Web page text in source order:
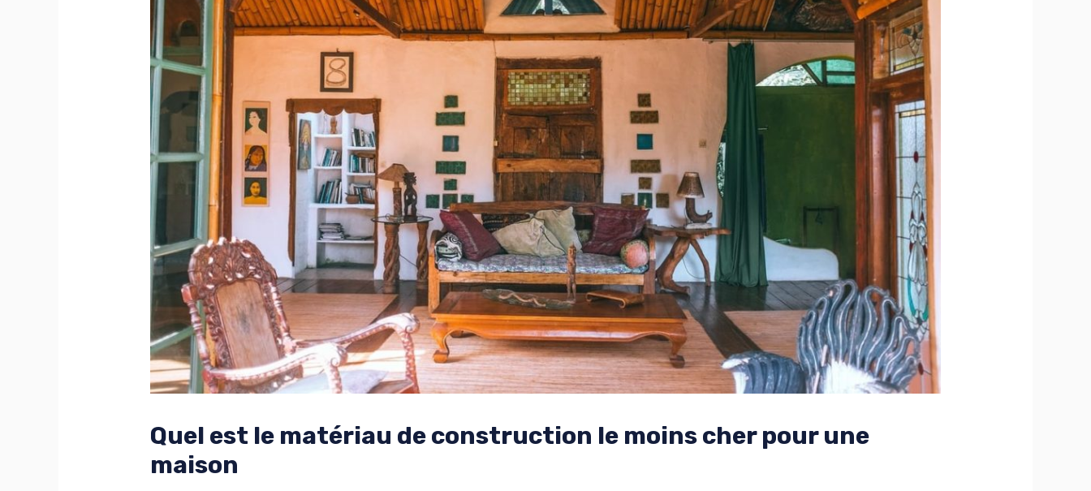
Quel est le matériau de construction le moins cher pour une
maison